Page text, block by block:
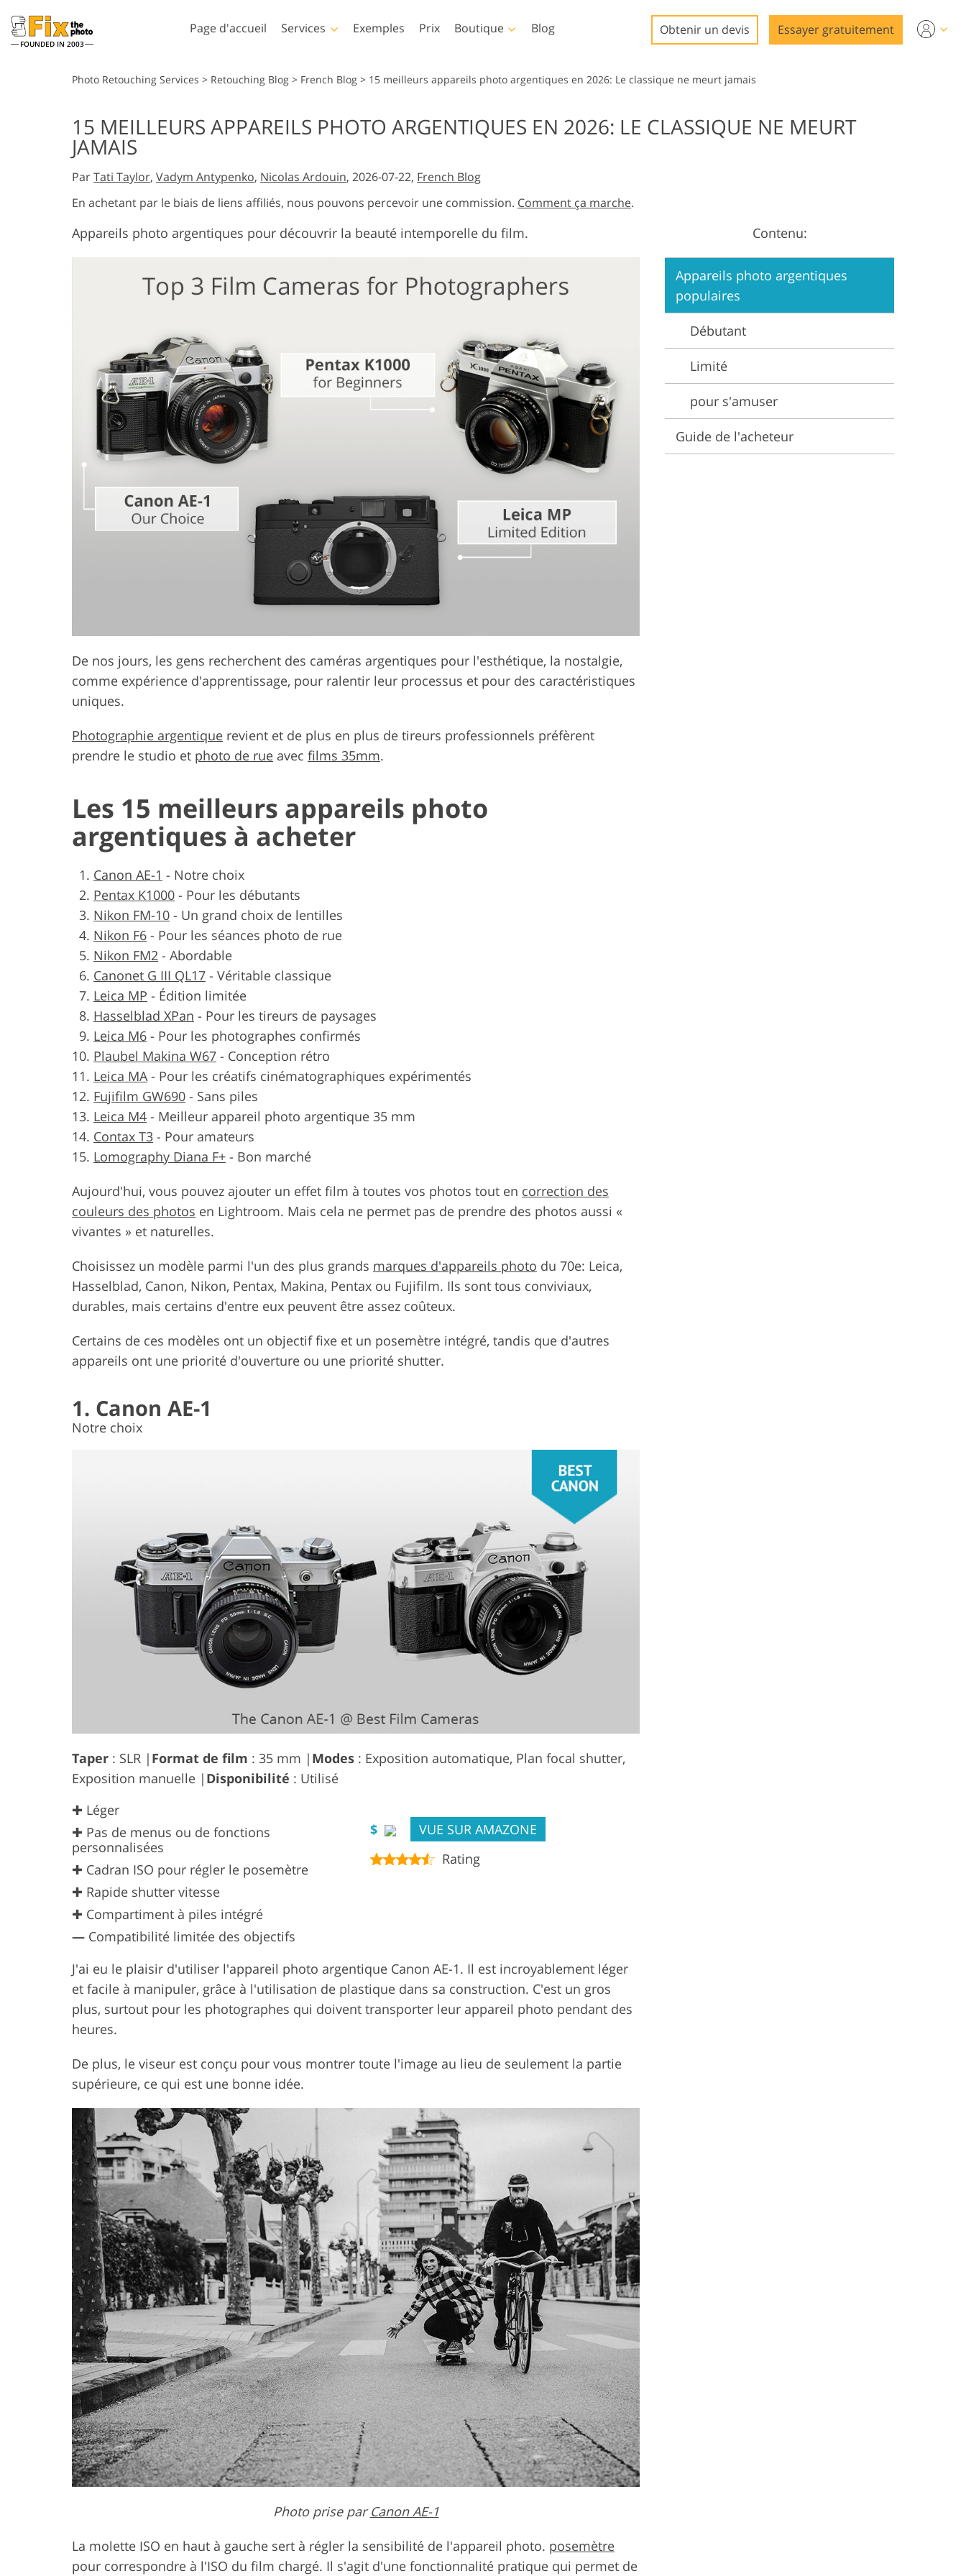
FOUNDED IN 2003
Page d'accueil Services
Services de retouche photo
Services de retouche photo
Services de retouche photo
Services de Retouche Photo
Modèles de vêtements
Services de manipulation
Services de restauration
Services de retouche de
produits
Données d'Entraînement IA Services de montage vidéo
Exemples Prix Boutique
Lightroom
Préréglages Lightroom
Collections complètes de
préréglages LR
Meilleures offres
prédéfinies
Collecte mobile
Photoshop
Actions Photoshop
Pinceaux Photoshop
Photoshop
Ps Actions Collections
Ps superpose des
Templates
Modèles
Modèles de marketing
Invitations de mariage
Invitation d'anniversaire
pour enfants
Video
LUT professionnelles
Superpositions vidéo
Blog Obtenir un devis Essayer gratuitement
Photo Retouching Services > Retouching Blog > French Blog > 15 meilleurs appareils photo argentiques en 2026: Le classique ne meurt jamais
15 MEILLEURS APPAREILS PHOTO ARGENTIQUES EN 2026: LE CLASSIQUE NE MEURT
JAMAIS
ParTati Taylor, Vadym Antypenko, Nicolas Ardouin, 2026-07-22, French Blog
En achetant par le biais de liens affiliés, nous pouvons percevoir une commission. Comment ça marche.
Appareils photo argentiques pour découvrir la beauté intemporelle du film.
De nos jours, les gens recherchent des caméras argentiques pour l'esthétique, la nostalgie,
comme expérience d'apprentissage, pour ralentir leur processus et pour des caractéristiques
uniques.
Photographie argentique revient et de plus en plus de tireurs professionnels préfèrent
prendre le studio et photo de rue avec films 35mm.
Les 15 meilleurs appareils photo
argentiques à acheter
Canon AE-1 - Notre choix
Pentax K1000 - Pour les débutants
Nikon FM-10 - Un grand choix de lentilles
Nikon F6 - Pour les séances photo de rue
Nikon FM2 - Abordable
Canonet G III QL17 - Véritable classique
Leica MP - Édition limitée
Hasselblad XPan - Pour les tireurs de paysages
Leica M6 - Pour les photographes confirmés
Plaubel Makina W67 - Conception rétro
Leica MA - Pour les créatifs cinématographiques expérimentés
Fujifilm GW690 - Sans piles
Leica M4 - Meilleur appareil photo argentique 35 mm
Contax T3 - Pour amateurs
Lomography Diana F+ - Bon marché
Aujourd'hui, vous pouvez ajouter un effet film à toutes vos photos tout en correction des
couleurs des photos en Lightroom. Mais cela ne permet pas de prendre des photos aussi «
vivantes » et naturelles.
Choisissez un modèle parmi l'un des plus grands marques d'appareils photo du 70e: Leica,
Hasselblad, Canon, Nikon, Pentax, Makina, Pentax ou Fujifilm. Ils sont tous conviviaux,
durables, mais certains d'entre eux peuvent être assez coûteux.
Certains de ces modèles ont un objectif fixe et un posemètre intégré, tandis que d'autres
appareils ont une priorité d'ouverture ou une priorité shutter.
1. Canon AE-1
Notre choix
Taper : SLR | Format de film : 35 mm | Modes : Exposition automatique, Plan focal shutter,
Exposition manuelle | Disponibilité : Utilisé
✚ Léger
✚ Pas de menus ou de fonctions
personnalisées
✚ Cadran ISO pour régler le posemètre
✚ Rapide shutter vitesse
✚ Compartiment à piles intégré
— Compatibilité limitée des objectifs
$
VUE SUR AMAZONE
Rating
J'ai eu le plaisir d'utiliser l'appareil photo argentique Canon AE-1. Il est incroyablement léger
et facile à manipuler, grâce à l'utilisation de plastique dans sa construction. C'est un gros
plus, surtout pour les photographes qui doivent transporter leur appareil photo pendant des
heures.
De plus, le viseur est conçu pour vous montrer toute l'image au lieu de seulement la partie
supérieure, ce qui est une bonne idée.
Photo prise parCanon AE-1
La molette ISO en haut à gauche sert à régler la sensibilité de l'appareil photo. posemètre
pour correspondre à l'ISO du film chargé. Il s'agit d'une fonctionnalité pratique qui permet de
Contenu:
Appareils photo argentiques
populaires
Débutant
Limité
pour s'amuser
Guide de l'acheteur